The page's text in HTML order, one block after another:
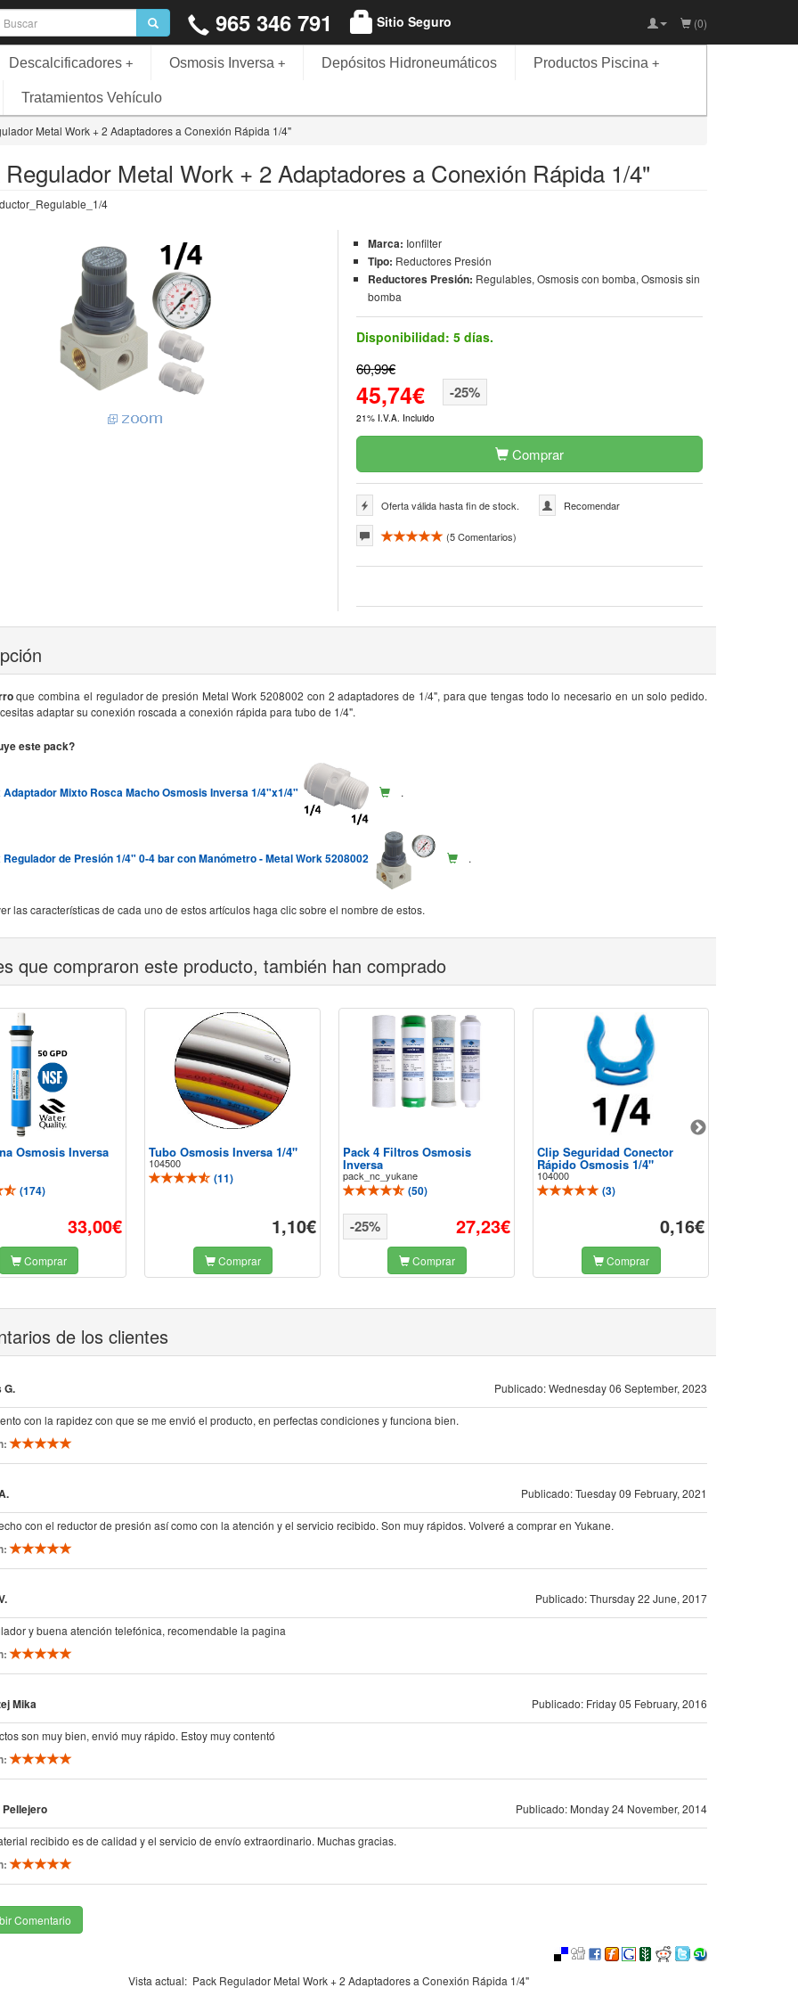
965 346 791 Sitio Seguro (0)
+
Descalcificadores +
Osmosis Inversa Depósitos Hidroneumáticos +
Productos Piscina
Tratamientos Vehículo
Metal Work + 2 Adaptadores a Conexión Rápida 1/4"
Regulador Metal Work + 2 Adaptadores a Conexión Rápida 1/4"
4
Marca: Ionfilter
Tipo: Reductores Presión
Reductores Presión: Regulables, Osmosis con bomba, Osmosis sin
bomba
Disponibilidad: 5 días.
60,99€
45,74€ -25%
21% I.V.A. Incluido
Comprar
Oferta válida hasta fin de stock. Recomendar
(5Comentarios)
que combina el regulador de presión Metal Work 5208002 con 2 adaptadores de 1/4", para que tengas todo lo necesario en un solo pedido.
adaptar su conexión roscada a conexión rápida para tubo de 1/4".
este pack?
Adaptador Mixto Rosca Macho Osmosis Inversa 1/4"x1/4" .
Regulador de Presión 1/4" 0-4 bar con Manómetro - Metal Work 5208002 .
las características de cada uno de estos artículos haga clic sobre el nombre de estos.
que compraron este producto, también han comprado
Osmosis Inversa
(174)
33,00€
Comprar
Tubo Osmosis Inversa 1/4"
104500
(11)
1,10€
Comprar
Pack 4 Filtros Osmosis
Inversa
pack_nc_yukane
(50)
27,23€
-25%
Comprar
Clip Seguridad Conector
Rápido Osmosis 1/4"
104000
(3)
0,16€
Comprar
de los clientes
G. Publicado: Wednesday 06 September, 2023
con la rapidez con que se me envió el producto, en perfectas condiciones y funciona bien.
Publicado: Tuesday 09 February, 2021
con el reductor de presión así como con la atención y el servicio recibido. Son muy rápidos. Volveré a comprar en Yukane.
Publicado: Thursday 22 June, 2017
y buena atención telefónica, recomendable la pagina
Mika Publicado: Friday 05 February, 2016
son muy bien, envió muy rápido. Estoy muy contentó
Pellejero Publicado: Monday 24 November, 2014
recibido es de calidad y el servicio de envío extraordinario. Muchas gracias.
Comentario
Vista actual: Pack Regulador Metal Work + 2 Adaptadores a Conexión Rápida 1/4"